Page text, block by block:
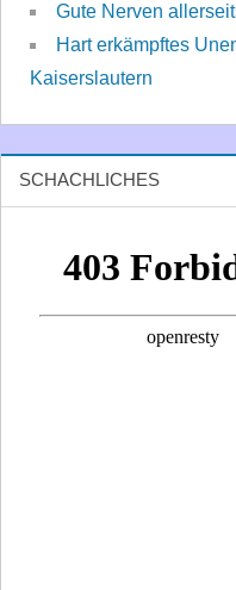
Gute Nerven
Hart erkämpftes
Kaiserslautern
SCHACHLICHES